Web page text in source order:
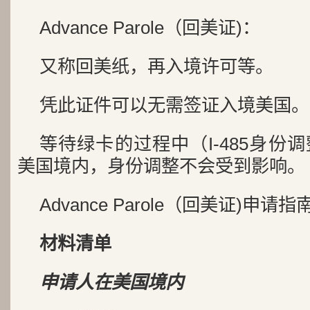
Advance Parole（回美证)：
又称回美纸，再入境许可等。
凭此证件可以无需签证入境美国。
等待绿卡的过程中（I-485身份
美国境内，身份调整不会受到影响。
Advance Parole（回美证)申请指
材料清单
申请人在美国境内